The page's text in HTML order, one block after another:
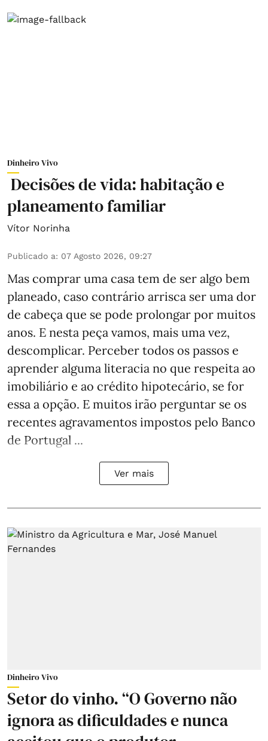
Dinheiro Vivo
Decisões de vida: habitação e
planeamento familiar
Vítor Norinha
Publicado a: 07 Agosto 2026, 09:27
Mas comprar uma casa tem de ser algo bem
planeado, caso contrário arrisca ser uma dor
de cabeça que se pode prolongar por muitos
anos. E nesta peça vamos, mais uma vez,
descomplicar. Perceber todos os passos e
aprender alguma literacia no que respeita ao
imobiliário e ao crédito hipotecário, se for
essa a opção. E muitos irão perguntar se os
recentes agravamentos impostos pelo Banco
de Portugal ...
Ver mais
Dinheiro Vivo
Setor do vinho. “O Governo não
ignora as dificuldades e nunca